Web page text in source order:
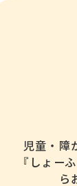
児童・障
『しょー
ら